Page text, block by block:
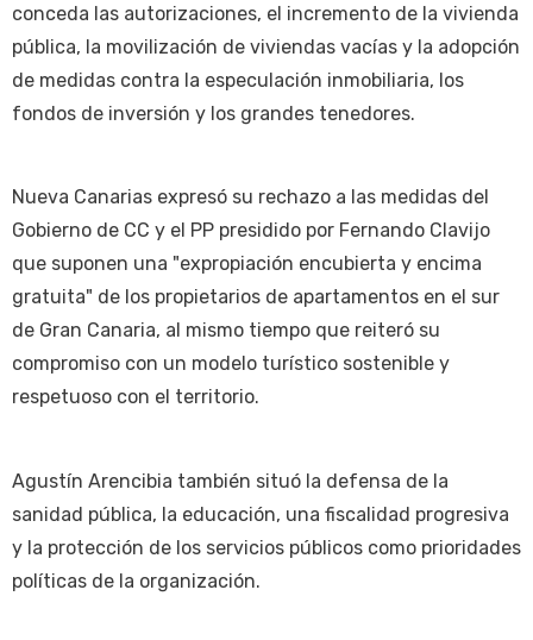
conceda las autorizaciones, el incremento de la vivienda
pública, la movilización de viviendas vacías y la adopción
de medidas contra la especulación inmobiliaria, los
fondos de inversión y los grandes tenedores.
Nueva Canarias expresó su rechazo a las medidas del
Gobierno de CC y el PP presidido por Fernando Clavijo
que suponen una "expropiación encubierta y encima
gratuita" de los propietarios de apartamentos en el sur
de Gran Canaria, al mismo tiempo que reiteró su
compromiso con un modelo turístico sostenible y
respetuoso con el territorio.
Agustín Arencibia también situó la defensa de la
sanidad pública, la educación, una fiscalidad progresiva
y la protección de los servicios públicos como prioridades
políticas de la organización.